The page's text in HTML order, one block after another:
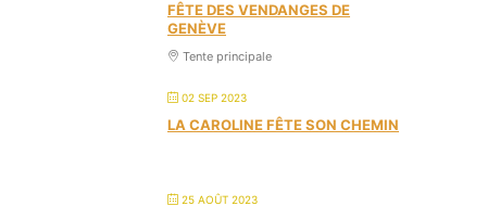
FÊTE DES VENDANGES DE
GENÈVE
Tente principale
02 SEP 2023
LA CAROLINE FÊTE SON CHEMIN
25 AOÛT 2023